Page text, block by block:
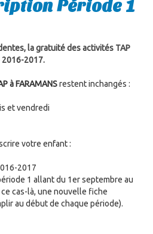
Période 1
la gratuité des activités TAP
2016-2017.
à FARAMANSrestent inchangés :
et vendredi
votre enfant :
2017
1 allant du 1er septembre au
cas-là, une nouvelle fiche
au début de chaque période).